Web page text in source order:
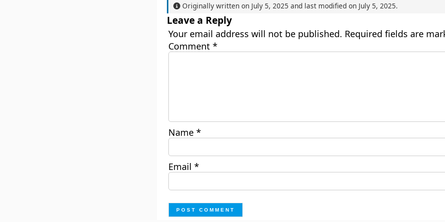
Originally written on July 5, 2025 and last modified on July 5, 2025.
Leave a Reply
Your email address will not be published. Required fields are
Comment *
Name *
Email *